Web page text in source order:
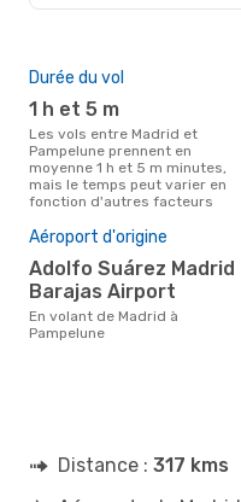
Durée du vol
1 h et 5 m
Les vols entre Madrid et
Pampelune prennent en
moyenne 1 h et 5 m minutes,
mais le temps peut varier en
fonction d'autres facteurs
Aéroport d'origine
Adolfo Suárez Madrid -
Barajas Airport
En volant de Madrid à
Pampelune
Distance : 317 kms